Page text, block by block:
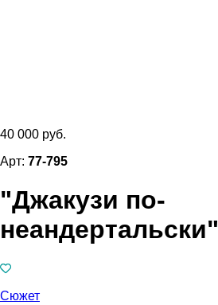
40 000 руб.
Арт: 77-795
"Джакузи по-
неандертальски"
Сюжет